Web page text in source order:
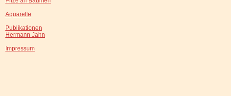
Aquarelle
Publikationen
Hermann Jahn
Impressum